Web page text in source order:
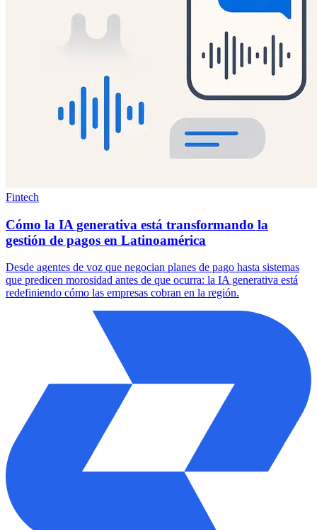
Fintech
Cómo la IA generativa está transformando la
gestión de pagos en Latinoamérica
Desde agentes de voz que negocian planes de pago hasta sistemas
que predicen morosidad antes de que ocurra: la IA generativa está
redefiniendo cómo las empresas cobran en la región.